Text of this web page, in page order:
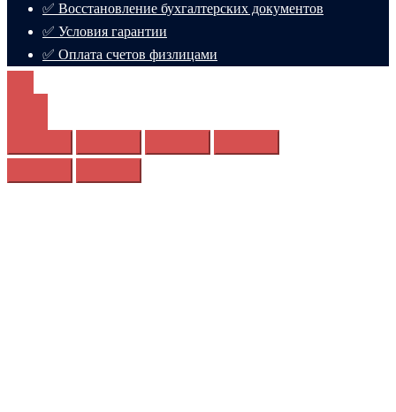
✅ Восстановление бухгалтерских документов
✅ Условия гарантии
✅ Оплата счетов физлицами